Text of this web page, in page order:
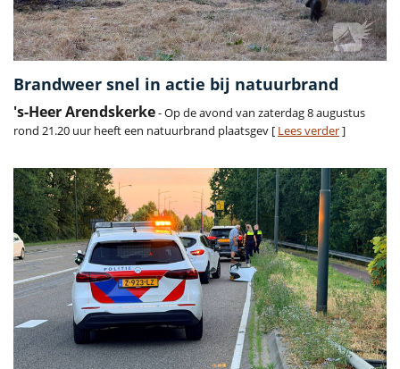
Brandweer snel in actie bij natuurbrand
's-Heer Arendskerke- Op de avond van zaterdag 8 augustus
rond 21.20 uur heeft een natuurbrand plaatsgev [ Lees verder]